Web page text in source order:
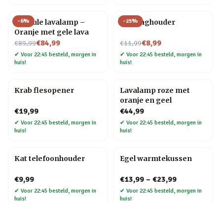
-6%
Capsule lavalamp –
Oranje met gele lava
€89,99
Nu voor€84,99
✔ Voor 22:45 besteld, morgen in
huis!
-25%
Kat ringhouder
€11,99
Nu voor€8,99
✔ Voor 22:45 besteld, morgen in
huis!
Krab flesopener
€19,99
✔ Voor 22:45 besteld, morgen in
huis!
Lavalamp roze met
oranje en geel
€44,99
✔ Voor 22:45 besteld, morgen in
huis!
Kat telefoonhouder
€9,99
✔ Voor 22:45 besteld, morgen in
huis!
Egel warmtekussen
€13,99 – €23,99
✔ Voor 22:45 besteld, morgen in
huis!